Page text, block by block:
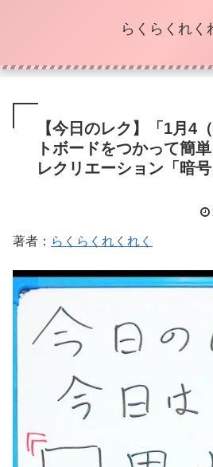
らくらくれく
【今日のレク】「1月4
トボードをつかって簡
レクリエーション「暗号
著者： らくらくれくれく